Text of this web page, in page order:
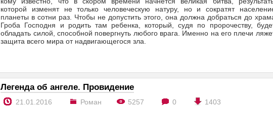
которой изменят не только человеческую натуру, но и сократят
планеты в сотни раз. Чтобы не допустить этого, она должна добраться до
Гроба Господня и родить там ребенка, который, судя по пророчеству,
обладать силой, способной повергнуть любого врага. Именно на его плечи
защита всего мира от надвигающегося зла.
Легенда об ангеле. Провидение
21.01.2016 Роман 5257 0 1403